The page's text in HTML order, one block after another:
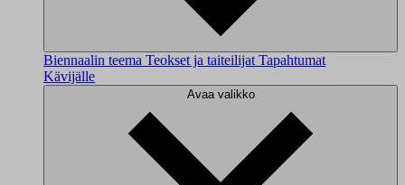
Biennaalin teema Teokset ja taiteilijat Tapahtumat
Kävijälle
Avaa valikko